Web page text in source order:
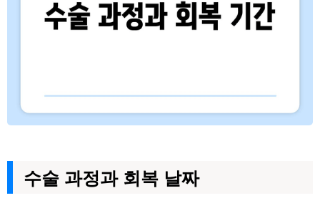
수술 과정과 회복 날짜